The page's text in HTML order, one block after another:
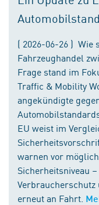
( 2026-06-26 )
Fahrzeughandel
Frage stand im
Traffic & Mobility
angekündigte
EU weist im
warnen vor
Sicherheitsniveau
erneut an Fahrt.